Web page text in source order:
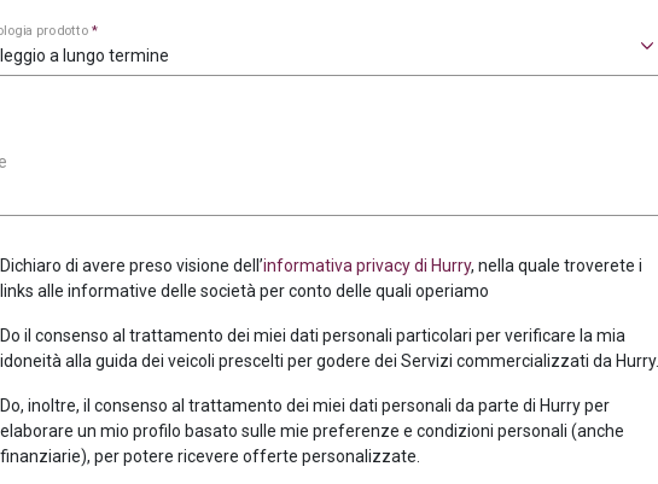
prodotto*
a lungo termine
Dichiaro di avere preso visione dell’informativa privacy di Hurry, nella quale troverete i
links alle informative delle società per conto delle quali operiamo
Do il consenso al trattamento dei miei dati personali particolari per verificare la mia
idoneità alla guida dei veicoli prescelti per godere dei Servizi commercializzati da Hurry.
Do, inoltre, il consenso al trattamento dei miei dati personali da parte di Hurry per
elaborare un mio profilo basato sulle mie preferenze e condizioni personali (anche
finanziarie), per potere ricevere offerte personalizzate.